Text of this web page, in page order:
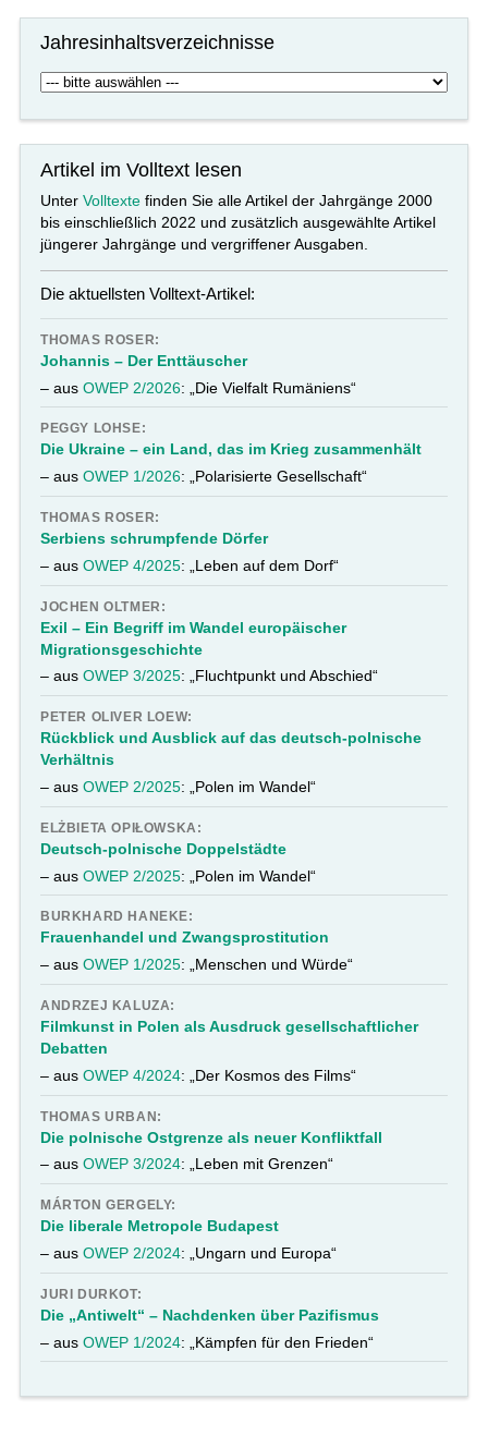
Jahresinhaltsverzeichnisse
Artikel im Volltext lesen
UnterVolltexte finden Sie alle Artikel der Jahrgänge 2000
bis einschließlich 2022 und zusätzlich ausgewählte Artikel
jüngerer Jahrgänge und vergriffener Ausgaben.
Die aktuellsten Volltext-Artikel:
THOMAS ROSER:
Johannis – Der Enttäuscher
– ausOWEP 2/2026: „Die Vielfalt Rumäniens“
PEGGY LOHSE:
Die Ukraine – ein Land, das im Krieg zusammenhält
– ausOWEP 1/2026: „Polarisierte Gesellschaft“
THOMAS ROSER:
Serbiens schrumpfende Dörfer
– ausOWEP 4/2025: „Leben auf dem Dorf“
JOCHEN OLTMER:
Exil – Ein Begriff im Wandel europäischer
Migrationsgeschichte
– ausOWEP 3/2025: „Fluchtpunkt und Abschied“
PETER OLIVER LOEW:
Rückblick und Ausblick auf das deutsch-polnische
Verhältnis
– ausOWEP 2/2025: „Polen im Wandel“
ELŻBIETA OPIŁOWSKA:
Deutsch-polnische Doppelstädte
– ausOWEP 2/2025: „Polen im Wandel“
BURKHARD HANEKE:
Frauenhandel und Zwangsprostitution
– ausOWEP 1/2025: „Menschen und Würde“
ANDRZEJ KALUZA:
Filmkunst in Polen als Ausdruck gesellschaftlicher
Debatten
– ausOWEP 4/2024: „Der Kosmos des Films“
THOMAS URBAN:
Die polnische Ostgrenze als neuer Konfliktfall
– ausOWEP 3/2024: „Leben mit Grenzen“
MÁRTON GERGELY:
Die liberale Metropole Budapest
– ausOWEP 2/2024: „Ungarn und Europa“
JURI DURKOT:
Die „Antiwelt“ – Nachdenken über Pazifismus
– ausOWEP 1/2024: „Kämpfen für den Frieden“